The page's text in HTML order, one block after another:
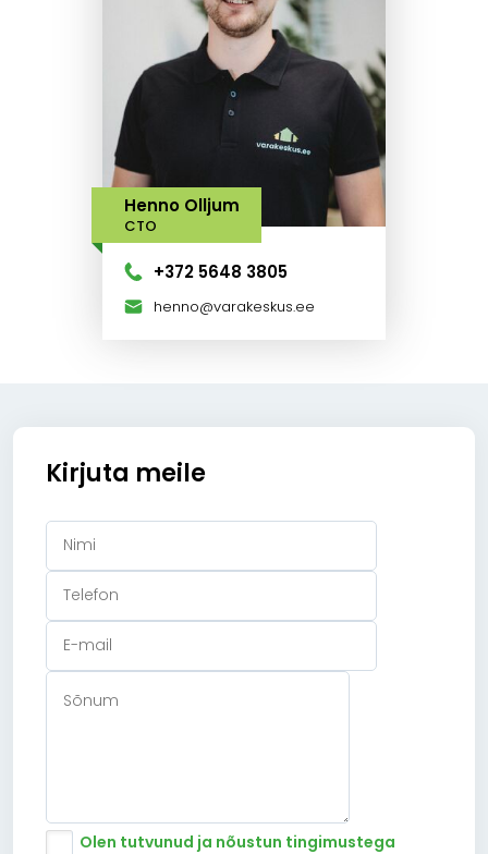
Henno Olljum
CTO
+372 5648 3805
henno@varakeskus.ee
Kirjuta meile
Olen tutvunud ja nõustun tingimustega